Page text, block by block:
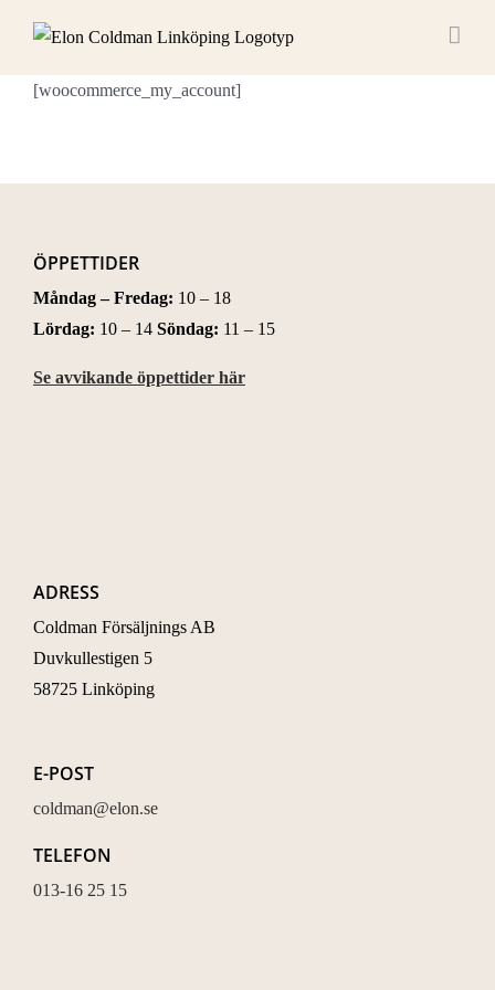
innehållet
[woocommerce_my_account]
ÖPPETTIDER
Måndag – Fredag: 10 – 18
Lördag: 10 – 14 Söndag: 11 – 15
Se avvikande öppettider här
ADRESS
Coldman Försäljnings AB
Duvkullestigen 5
58725 Linköping
E-POST
coldman@elon.se
TELEFON
013-16 25 15